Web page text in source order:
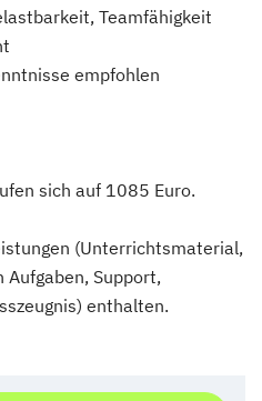
Teamfähigkeit
empfohlen
sich auf 1085 Euro.
(Unterrichtsmaterial,
Aufgaben, Support,
enthalten.